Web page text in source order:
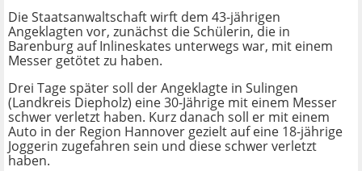
Die Staatsanwaltschaft wirft dem 43-jährigen
Angeklagten vor, zunächst die Schülerin, die in
Barenburg auf Inlineskates unterwegs war, mit einem
Messer getötet zu haben.
Drei Tage später soll der Angeklagte in Sulingen
(Landkreis Diepholz) eine 30-Jährige mit einem Messer
schwer verletzt haben. Kurz danach soll er mit einem
Auto in der Region Hannover gezielt auf eine 18-jährige
Joggerin zugefahren sein und diese schwer verletzt
haben.